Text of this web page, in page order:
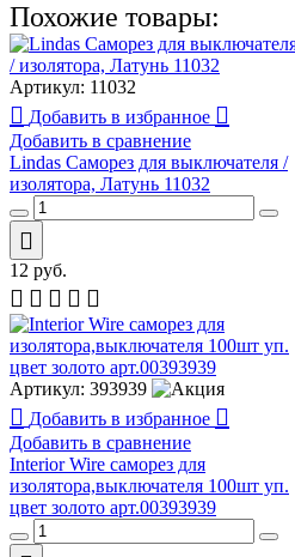
Похожие товары:
Артикул: 11032
Добавить в избранное
Добавить в сравнение
Lindas Саморез для выключателя /
изолятора, Латунь 11032
12 руб.
Артикул: 393939
Добавить в избранное
Добавить в сравнение
Interior Wire cаморез для
изолятора,выключателя 100шт уп.
цвет золото арт.00393939